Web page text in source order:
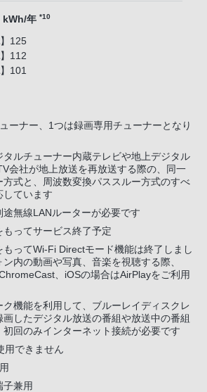
kWh/年 *10
125
112
101
ーナー、1つは録画専用チューナーとなり
タルチューナー内蔵テレビや地上デジタル
会社が地上放送を再放送する際の、同一
方式と、周波数変換パススルー方式のすべ
しています
途無線LANルーターが必要です
ってサービス終了予定
ってWi-Fi Directモード機能は終了しまし
内の動画や写真、音楽を視聴する際、
、iOSの場合はAirPlayをご利用
ク機能を利用して、ブルーレイディスクレ
画したデジタル放送の番組や放送中の番組
初回のみインターネット接続が必要です
用できません
子兼用